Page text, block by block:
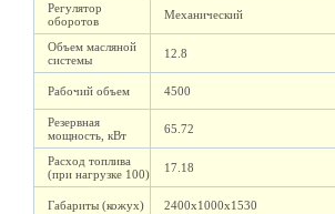
Регулятор
оборотов
Механический
Объем масляной
системы
12.8
Рабочий объем 4500
Резервная
мощность, кВт
65.72
Расход топлива
(при нагрузке 100)
17.18
Габариты (кожух) 2400х1000х1530